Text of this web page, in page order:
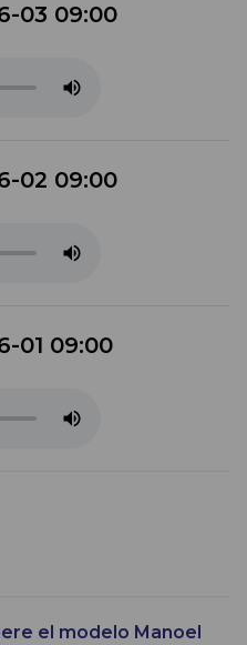
03 09:00
02 09:00
01 09:00
el modelo Manoel